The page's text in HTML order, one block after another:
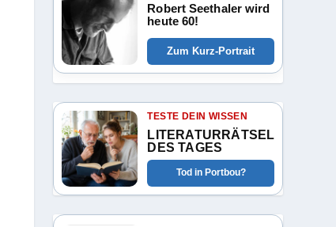
Robert Seethaler wird
heute 60!
Zum Kurz-Portrait
TESTE DEIN WISSEN
LITERATURRÄTSEL
DES TAGES
Tod in Portbou?